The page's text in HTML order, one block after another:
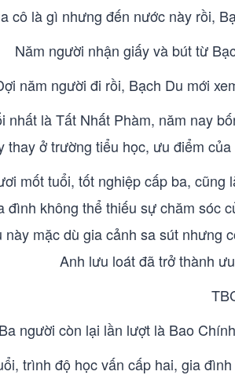
cô là gì nhưng đến nước này rồi,
Năm người nhận giấy và bút từ
năm người đi rồi, Bạch Du mới
nhất là Tất Nhất Phàm, năm nay
thay ở trường tiểu học, ưu điểm
mốt tuổi, tốt nghiệp cấp ba,
đình không thể thiếu sự chăm sóc
mặc dù gia cảnh sa sút nhưng
Anh lưu loát đã trở thành
Ba người còn lại lần lượt là Bao
trình độ học vấn cấp hai, gia